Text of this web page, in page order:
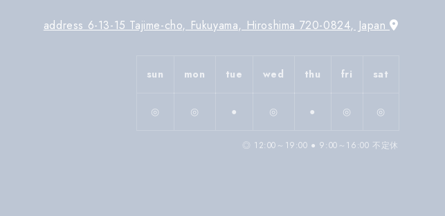
address 6-13-15 Tajime-cho, Fukuyama, Hiroshima 720-0824, Japan
sun mon tue wed thu fri sat
◎ ◎ ● ◎ ● ◎ ◎
◎ 12:00～19:00 ● 9:00～16:00 不定休